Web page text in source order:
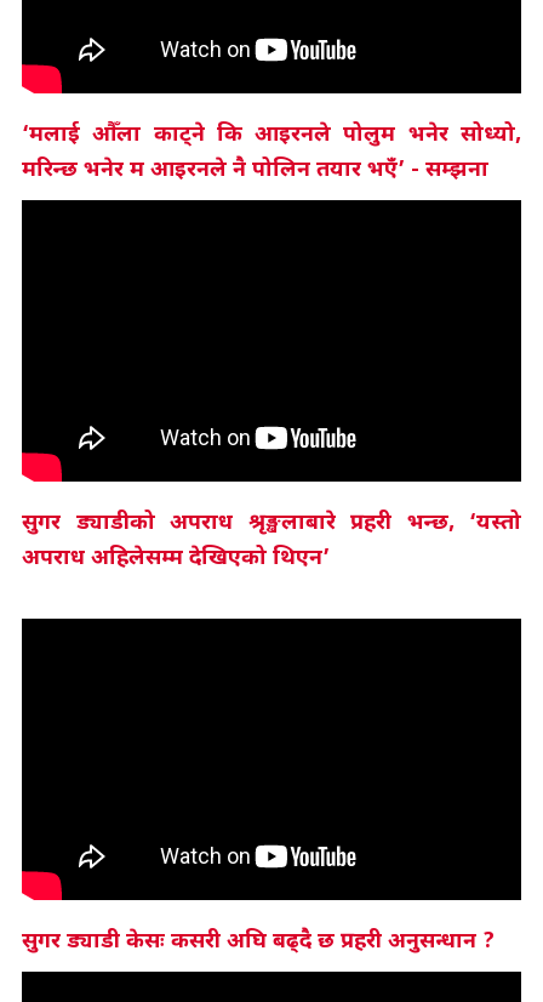
‘मलाई औँला काट्ने कि आइरनले पोलुम भनेर सोध्यो,
मरिन्छ भनेर म आइरनले नै पोलिन तयार भएँ’ - सम्झना
सुगर ड्याडीको अपराध श्रृङ्खलाबारे प्रहरी भन्छ, ‘यस्तो
अपराध अहिलेसम्म देखिएको थिएन’
सुगर ड्याडी केसः कसरी अघि बढ्दै छ प्रहरी अनुसन्धान ?